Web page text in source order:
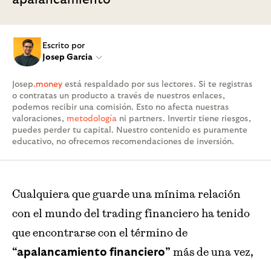
Escrito por
Josep Garcia
Josep.money está respaldado por sus lectores. Si te registras
o contratas un producto a través de nuestros enlaces,
podemos recibir una comisión. Esto no afecta nuestras
valoraciones, metodología ni partners. Invertir tiene riesgos,
puedes perder tu capital. Nuestro contenido es puramente
educativo, no ofrecemos recomendaciones de inversión.
Cualquiera que guarde una mínima relación
con el mundo del trading financiero ha tenido
que encontrarse con el término de
“apalancamiento financiero” más de una vez,